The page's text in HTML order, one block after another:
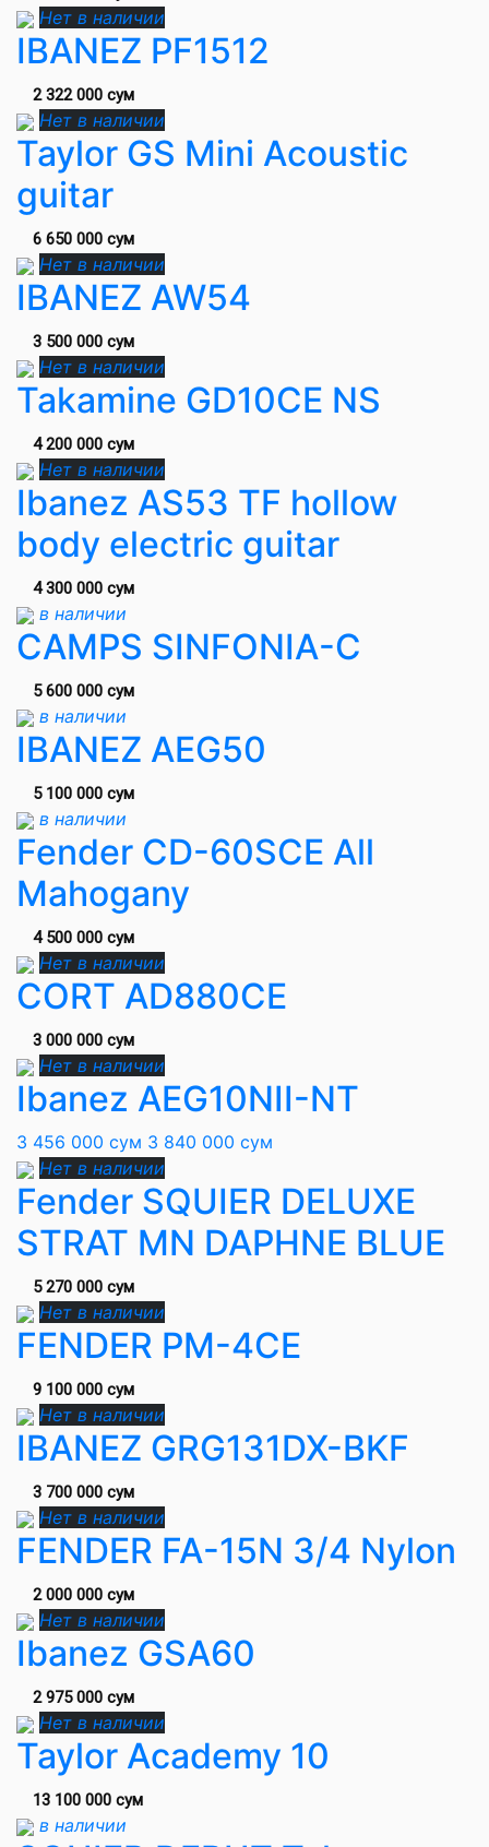
Нет в наличии
IBANEZ PF1512
2 322 000 сум
Нет в наличии
Taylor GS Mini Acoustic
guitar
6 650 000 сум
Нет в наличии
IBANEZ AW54
3 500 000 сум
Нет в наличии
Takamine GD10CE NS
4 200 000 сум
Нет в наличии
Ibanez AS53 TF hollow
body electric guitar
4 300 000 сум
в наличии
CAMPS SINFONIA-C
5 600 000 сум
в наличии
IBANEZ AEG50
5 100 000 сум
в наличии
Fender CD-60SCE All
Mahogany
4 500 000 сум
Нет в наличии
CORT AD880CE
3 000 000 сум
Нет в наличии
Ibanez AEG10NII-NT
3 456 000 сум 3 840 000 сум
Нет в наличии
Fender SQUIER DELUXE
STRAT MN DAPHNE BLUE
5 270 000 сум
Нет в наличии
FENDER PM-4CE
9 100 000 сум
Нет в наличии
IBANEZ GRG131DX-BKF
3 700 000 сум
Нет в наличии
FENDER FA-15N 3/4 Nylon
2 000 000 сум
Нет в наличии
Ibanez GSA60
2 975 000 сум
Нет в наличии
Taylor Academy 10
13 100 000 сум
в наличии